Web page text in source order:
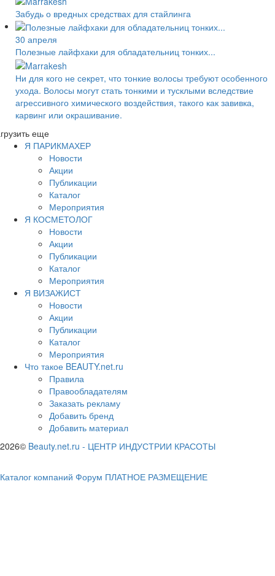
Забудь о вредных средствах для стайлинга
30 апреля
Полезные лайфхаки для обладательниц тонких...
Ни для кого не секрет, что тонкие волосы требуют особенного
ухода. Волосы могут стать тонкими и тусклыми вследствие
агрессивного химического воздействия, такого как завивка,
карвинг или окрашивание.
еще
Я ПАРИКМАХЕР
Новости
Акции
Публикации
Каталог
Мероприятия
Я КОСМЕТОЛОГ
Новости
Акции
Публикации
Каталог
Мероприятия
Я ВИЗАЖИСТ
Новости
Акции
Публикации
Каталог
Мероприятия
Что такое BEAUTY.net.ru
Правила
Правообладателям
Заказать рекламу
Добавить бренд
Добавить материал
2026© Beauty.net.ru - ЦЕНТР ИНДУСТРИИ КРАСОТЫ
Каталог компаний Форум ПЛАТНОЕ РАЗМЕЩЕНИЕ